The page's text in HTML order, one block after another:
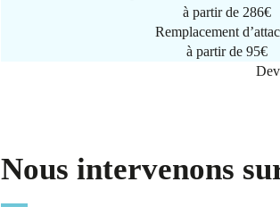
à partir de 286€
Remplacement
à partir de 95€
Nous intervenons